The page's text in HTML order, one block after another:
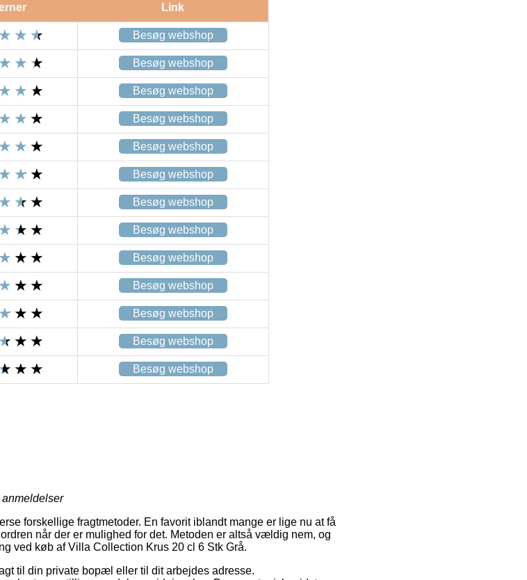
Link
Besøg webshop
Besøg webshop
Besøg webshop
Besøg webshop
Besøg webshop
Besøg webshop
Besøg webshop
Besøg webshop
Besøg webshop
Besøg webshop
Besøg webshop
Besøg webshop
Besøg webshop
anmeldelser
forskellige fragtmetoder. En favorit iblandt mange er lige nu at få
når der er mulighed for det. Metoden er altså vældig nem, og
ved køb af Villa Collection Krus 20 cl 6 Stk Grå.
til din private bopæl eller til dit arbejdes adresse.